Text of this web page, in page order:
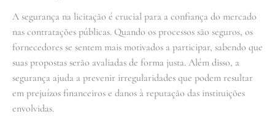
A segurança na licitação é crucial para a confiança do mercado
nas contratações públicas. Quando os processos são seguros, os
fornecedores se sentem mais motivados a participar, sabendo que
suas propostas serão avaliadas de forma justa. Além disso, a
segurança ajuda a prevenir irregularidades que podem resultar
em prejuízos financeiros e danos à reputação das instituições
envolvidas.